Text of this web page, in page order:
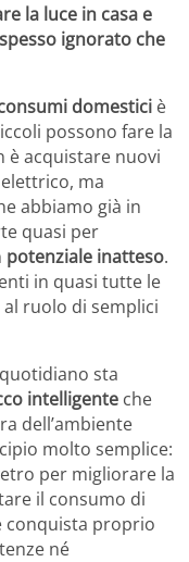
la luce in casa e
ignorato che
domestici è
possono fare la
è acquistare nuovi
ma
abbiamo già in
quasi per
potenziale inatteso.
in quasi tutte le
ruolo di semplici
sta
intelligente che
dell’ambiente
molto semplice:
per migliorare la
il consumo di
conquista proprio
né